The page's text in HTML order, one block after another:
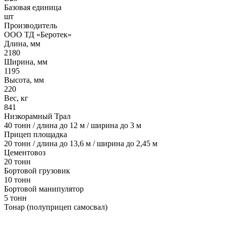
Базовая единица
шт
Производитель
ООО ТД «Беротек»
Длина, мм
2180
Ширина, мм
1195
Высота, мм
220
Вес, кг
841
Низкорамный Трал
40 тонн / длина до 12 м / ширина до 3 м
Прицеп площадка
20 тонн / длина до 13,6 м / ширина до 2,45 м
Цементовоз
20 тонн
Бортовой грузовик
10 тонн
Бортовой манипулятор
5 тонн
Тонар (полуприцеп самосвал)